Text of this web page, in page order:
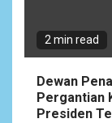
2 min read
Dewan
Pergantian
Presiden